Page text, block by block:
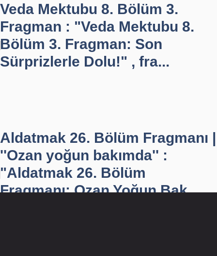
Veda Mektubu 8. Bölüm 3.
Fragman : "Veda Mektubu 8.
Bölüm 3. Fragman: Son
Sürprizlerle Dolu!" , fra...
Aldatmak 26. Bölüm Fragmanı |
''Ozan yoğun bakımda'' :
"Aldatmak 26. Bölüm
Fragmanı: Ozan Yoğun Bak...